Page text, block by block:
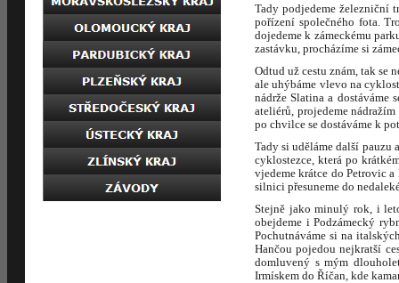
Tady podjedeme železniční
pořízení společného fota.
dojedeme k zámeckému
zastávku, procházíme si
Odtud už cestu znám, tak se
ale uhýbáme vlevo na
nádrže Slatina a
ateliérů, projedeme
po chvilce se dostáváme k
Tady si uděláme další pauzu
cyklostezce, která po
vjedeme krátce do Petrovic
silnici přesuneme do
Stejně jako minulý rok, i
obejdeme i Podzámecký
Pochutnáváme si na
Hančou pojedou nejkratší
domluvený s mým
Irmískem do Říčan, kde